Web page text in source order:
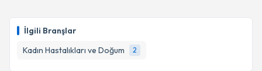
İlgili Branşlar
Kadın Hastalıkları ve Doğum
2
takvim hazırlandığında e-posta ile bilgilendireceğiz.